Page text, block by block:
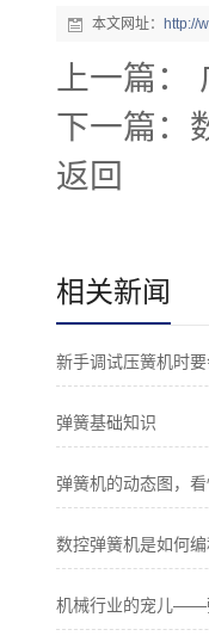
本文网址： http://
上一篇：
下一篇：
返回
相关新闻
新手调试压簧机时
弹簧基础知识
弹簧机的动态图，
数控弹簧机是如何
机械行业的宠儿——